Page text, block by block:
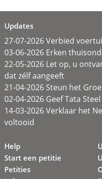
Updates
27-07-2026 Verbied
03-06-2026 Erken
22-05-2026 Let op, u
dat zélf aangeeft
21-04-2026 Steun het
02-04-2026 Geef Tata
14-03-2026 Verklaar het
voltooid
Help
Start een petitie
Petities